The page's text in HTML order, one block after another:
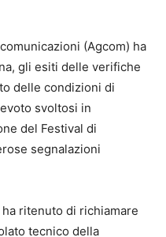
(Agcom) ha
gli esiti delle verifiche
delle condizioni di
svoltosi in
del Festival di
segnalazioni
ha ritenuto di richiamare
tecnico della